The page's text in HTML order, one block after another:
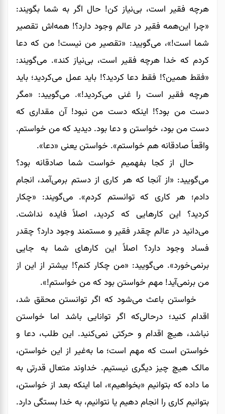
هرچه فقیر است، بی‌نیاز کن! حال اگر به شما بگویند:
«چرا این‌همه فقیر در عالم وجود دارد؟! همه‌اش تقصیر
شما است!»، می‌گویید: «تقصیر من نیست! من که دعا
کردم که خدا هرچه فقیر است، بی‌نیاز کند». می‌‌‌‌‌‌گویند:
«فقط همین؟! فقط دعا کردید؟! باید عمل می‌‌‌‌‌‌کردید؛ باید
هرچه فقیر است را غنی می‌‌‌‌‌‌کردید!». می‌‌‌‌‌‌گویید: «مگر
دست من بود؟! اینکه دست من نبود! آن مقداری که
دست من بود، خواستن و دعا بود. دیدید که من خواستم.
واقعاً صادقانه‌ هم خواستم». خواستن یعنی «دعا».
حال از کجا بفهمیم خواست شما صادقانه بود؟
می‌گویید: «از آنجا که هر کاری از دستم برمی‌‌‌‌‌‌آمد، انجام
دادم؛ هر کاری که توانستم کردم». می‌گویند: «چکار
کردید؟ این کارهایی که کردید، اصلاً فایده نداشت.
می‌‌‌‌‌‌دانید در عالم چقدر فقیر و مستمند وجود دارد؟ چقدر
فساد وجود دارد؟ اصلاً این کارهای شما به جایی
برنمی‌‌‌‌‌‌خورد». می‌‌‌‌‌‌گویید: «من چکار کنم؟! بیشتر از این از
من برنمی‌‌‌‌‌‌آید! مهم خواستن بود که من خواستم!».
خواستن باعث می‌شود که اگر توانستن محقق شد،
اقدام کنید؛ درحالی‌که اگر توانایی باشد اما خواستن
نباشد، هیچ اقدام و حرکتی نمی‌‌‌‌‌‌کنید. این طلب، دعا و
خواستن است که مهم است؛ ما به‌غیر از این خواستن،
مالک هیچ چیز دیگری نیستیم. خداوند متعال قدرتی به
ما داده که بتوانیم «بخواهیم»، اما اینکه بعد از خواستن،
بتوانیم کاری را انجام دهیم یا نتوانیم، به خدا بستگی دارد.